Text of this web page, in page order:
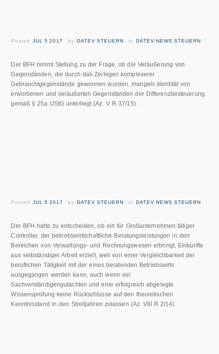
PostedJUL 5 2017 byDATEV STEUERN inDATEV NEWS STEUERN
Der BFH nimmt Stellung zu der Frage, ob die Veräußerung von
Gegenständen, die durch das Zerlegen komplexerer
Gebrauchtgegenstände gewonnen wurden, mangels Identität von
erworbenen und veräußerten Gegenständen der Differenzbesteuerung
gemäß § 25a UStG unterliegt (Az. V R 37/15).
PostedJUL 5 2017 byDATEV STEUERN inDATEV NEWS STEUERN
Der BFH hatte zu entscheiden, ob ein für Großunternehmen tätiger
Controller, der betriebswirtschaftliche Beratungsleistungen in den
Bereichen von Verwaltungs- und Rechnungswesen erbringt, Einkünfte
aus selbständiger Arbeit erzielt, weil von einer Vergleichbarkeit der
beruflichen Tätigkeit mit der eines beratenden Betriebswirts
ausgegangen werden kann, auch wenn ein
Sachverständigengutachten und eine erfolgreich abgelegte
Wissensprüfung keine Rückschlüsse auf den theoretischen
Kenntnisstand in den Streitjahren zulassen (Az. VIII R 2/14).